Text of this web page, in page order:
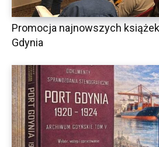
Promocja najnowszych
Gdynia